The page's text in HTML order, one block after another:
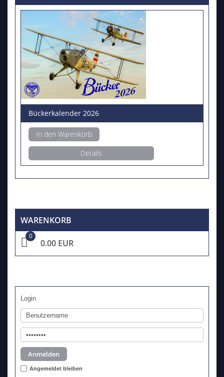
Bückerkalender 2026
In den Warenkorb
Details
WARENKORB
0
0.00 EUR
Login
Angemeldet bleiben